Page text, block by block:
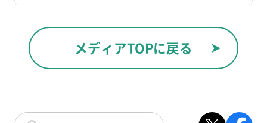
メディアTOPに戻る